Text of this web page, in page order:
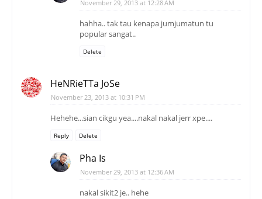
November 29, 2013 at 12:28 AM
hahha.. tak tau kenapa jumjumatun tu
popular sangat..
Delete
HeNRieTTa JoSe
November 23, 2013 at 10:31 PM
Hehehe...sian cikgu yea....nakal nakal jerr xpe....
Reply Delete
Pha Is
November 29, 2013 at 12:36 AM
nakal sikit2 je.. hehe